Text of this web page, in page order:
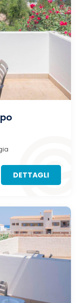
DETTAGLI